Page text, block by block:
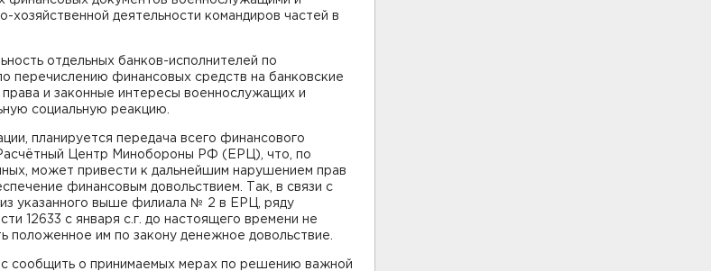
хозяйственной деятельности командиров частей в
отдельных банков-исполнителей по
перечислению финансовых средств на банковские
и законные интересы военнослужащих и
социальную реакцию.
планируется передача всего финансового
Центр Минобороны РФ (ЕРЦ), что, по
может привести к дальнейшим нарушением прав
финансовым довольствием. Так, в связи с
указанного выше филиала № 2 в ЕРЦ, ряду
12633 с января с.г. до настоящего времени не
положенное им по закону денежное довольствие.
сообщить о принимаемых мерах по решению важной